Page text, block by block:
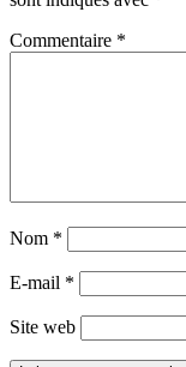
Commentaire *
Nom *
E-mail *
Site web